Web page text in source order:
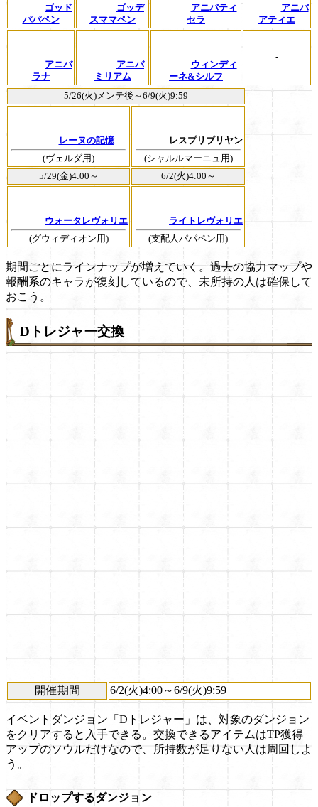
ゴッド
パパペン
ゴッデ
スママペン
アニバティ
セラ
アニバ
アティエ
アニバ
ラナ
アニバ
ミリアム
ウィンディ
ーネ&シルフ
-
5/26(火)メンテ後～6/9(火)9:59
レーヌの記憶
(ヴェルダ用)
レスプリブリヤン
(シャルルマーニュ用)
5/29(金)4:00～
6/2(火)4:00～
ウォータレヴォリエ
(グウィディオン用)
ライトレヴォリエ
(支配人パパペン用)
期間ごとにラインナップが増えていく。過去の協力マップや
報酬系のキャラが復刻しているので、未所持の人は確保して
おこう。
Dトレジャー交換
開催期間 6/2(火)4:00～6/9(火)9:59
イベントダンジョン「Dトレジャー」は、対象のダンジョン
をクリアすると入手できる。交換できるアイテムはTP獲得
アップのソウルだけなので、所持数が足りない人は周回しよ
う。
ドロップするダンジョン